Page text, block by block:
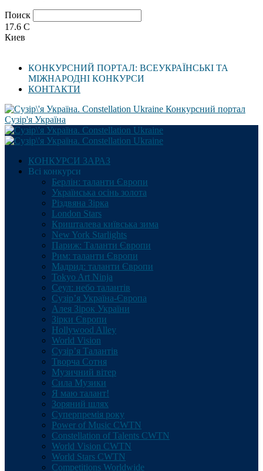
Поиск
17.6 C
Киев
КОНКУРСНИЙ ПОРТАЛ: ВСЕУКРАЇНСЬКІ ТА
МІЖНАРОДНІ КОНКУРСИ
КОНТАКТИ
Конкурсний портал
Сузір'я Україна
КОНКУРСИ ЗАРАЗ
Всі конкурси
Берлін: таланти Європи
Українська осінь золота
Різдвяна Зірка
London Stars
Кришталева київська зима
New York Starlights
Париж: Таланти Європи
Рим: таланти Європи
Мадрид: таланти Європи
Tokyo Art Ninja
Сеул: небо талантів
Сузір’я Україна-Європа
Алея Зірок України
Зірки Європи
Hollywood Alley
World Vision
Сузір’я Талантів
Творча Сотня
Музичний вітер
Сила Музики
Я маю талант!
Зоряний шлях
Суперпремія року
Power of Music CWTN
Constellation of Talents CWTN
World Vision CWTN
World Stars CWTN
Competitions Worldwide